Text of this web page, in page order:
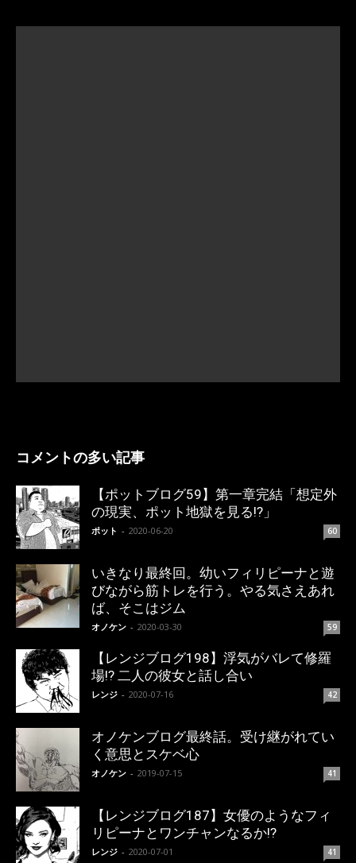
コメントの多い記事
【ポットブログ59】第一章完結「想定外
の現実、ポット地獄を見る!?」
ポット - 2020-06-20 60
いきなり最終回。幼いフィリピーナと遊
びながら筋トレを行う。やる気さえあれ
ば、そこはジム
オノケン - 2020-03-30 59
【レンジブログ198】浮気がバレて修羅
場!? 二人の彼女と話し合い
レンジ - 2020-07-16 42
オノケンブログ最終話。受け継がれてい
く意思とスケベ心
オノケン - 2019-07-15 41
【レンジブログ187】女優のようなフィ
リピーナとワンチャンなるか!?
レンジ - 2020-07-01 41